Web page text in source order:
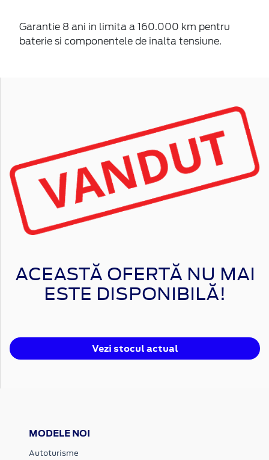
Garantie 8 ani in limita a 160.000 km pentru
baterie si componentele de inalta tensiune.
ACEASTĂ OFERTĂ NU MAI
ESTE DISPONIBILĂ!
Vezi stocul actual
MODELE NOI
Autoturisme